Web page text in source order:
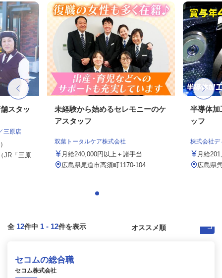
スタッ
三原店
JR「三原
未経験から始めるセレモニーのケ
アスタッフ
双葉トータルケア株式会社
月給240,000円以上＋諸手当
広島県尾道市高須町1170-104
半導体加
ッフ
株式会社デ
月給
広島県
全 12件中 1 - 12件を表示
セコムの総合職
セコム株式会社